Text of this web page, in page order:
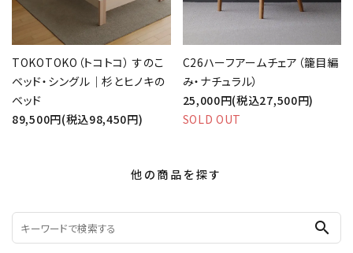
TOKOTOKO（トコトコ） すのこ
ベッド・シングル｜杉とヒノキの
ベッド
89,500円(税込98,450円)
C26ハーフアームチェア（籠目編
み・ナチュラル）
25,000円(税込27,500円)
SOLD OUT
他の商品を探す
search